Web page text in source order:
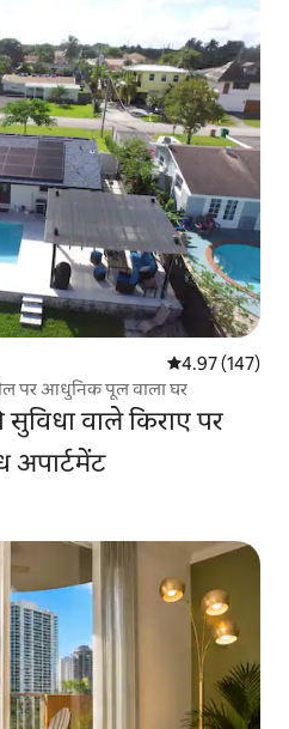
औसत रेटिंग 5 में से
4.97 (147)
पर आधुनिक पूल वाला घर
वाले किराए पर
अपार्टमेंट